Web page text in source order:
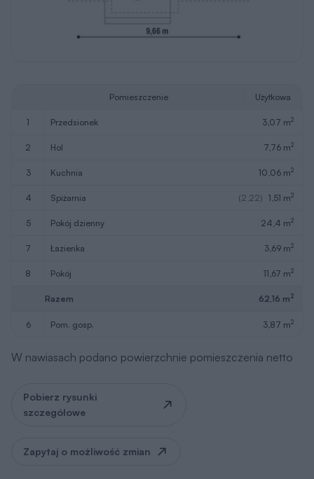
Pomieszczenie Użytkowa
1 przedsionek 3,07 m2
2 hol 7,76 m2
3 kuchnia 10,06 m2
4 spiżarnia (2,22) 1,51 m2
5 pokój dzienny 24,4 m2
7 łazienka 3,69 m2
8 pokój 11,67 m2
Razem 62,16 m2
6 pom. gosp. 3,87 m2
W nawiasach podano powierzchnie pomieszczenia netto
Pobierz rysunki
szczegółowe
Zapytaj o możliwość zmian